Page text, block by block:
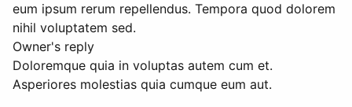
eum ipsum rerum repellendus. Tempora quod dolorem
nihil voluptatem sed.
Owner's reply
Doloremque quia in voluptas autem cum et.
Asperiores molestias quia cumque eum aut.